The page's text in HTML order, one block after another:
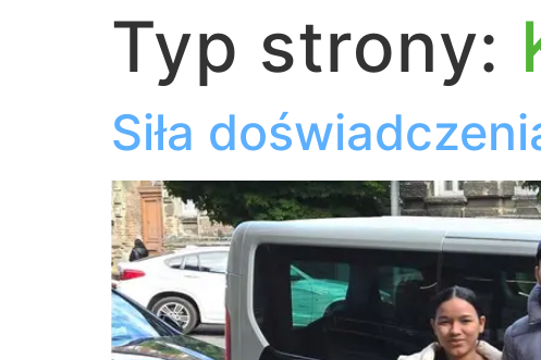
Typ strony:
Siła